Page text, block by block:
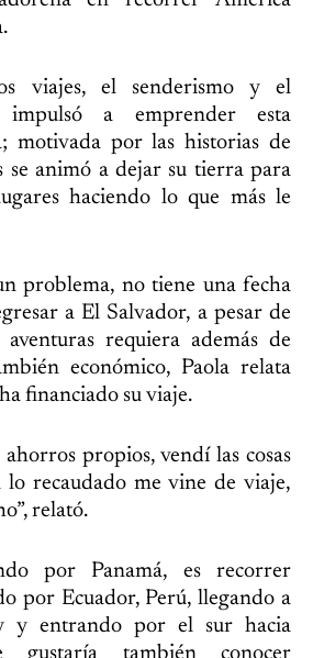
viajes, el senderismo y el
impulsó a emprender esta
motivada por las historias de
se animó a dejar su tierra para
haciendo lo que más le
problema, no tiene una fecha
a El Salvador, a pesar de
requiera además de
económico, Paola relata
financiado su viaje.
propios, vendí las cosas
lo recaudado me vine de viaje,
relató.
por Panamá, es recorrer
por Ecuador, Perú, llegando a
y entrando por el sur hacia